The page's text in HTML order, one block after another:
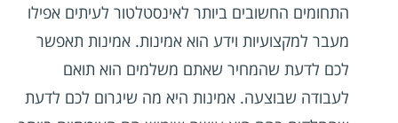
התחומים החשובים ביותר לאינסטלטור לעיתים אפילו
מעבר למקצועיות וידע הוא אמינות. אמינות תאפשר
לכם לדעת שהמחיר שאתם משלמים הוא תואם
לעבודה שבוצעה. אמינות היא מה שיגרום לכם לדעת